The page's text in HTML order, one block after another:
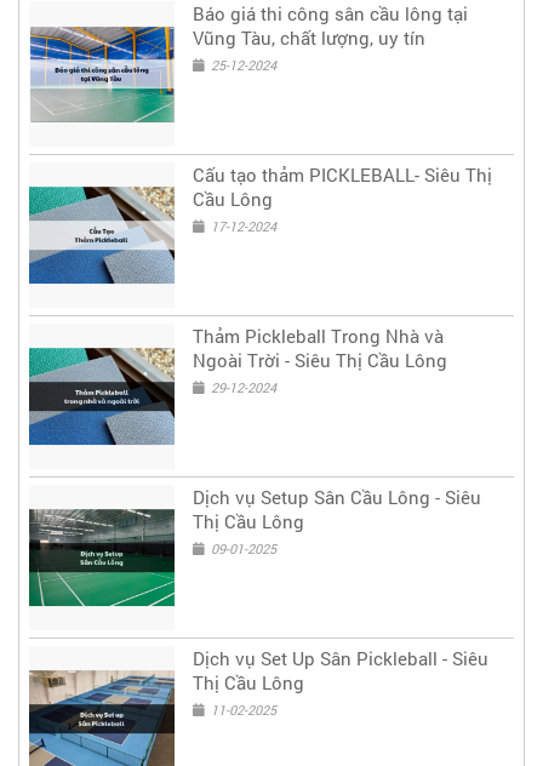
Báo giá thi công sân cầu lông tại
Vũng Tàu, chất lượng, uy tín
25-12-2024
Cấu tạo thảm PICKLEBALL- Siêu Thị
Cầu Lông
17-12-2024
Thảm Pickleball Trong Nhà và
Ngoài Trời - Siêu Thị Cầu Lông
29-12-2024
Dịch vụ Setup Sân Cầu Lông - Siêu
Thị Cầu Lông
09-01-2025
Dịch vụ Set Up Sân Pickleball - Siêu
Thị Cầu Lông
11-02-2025